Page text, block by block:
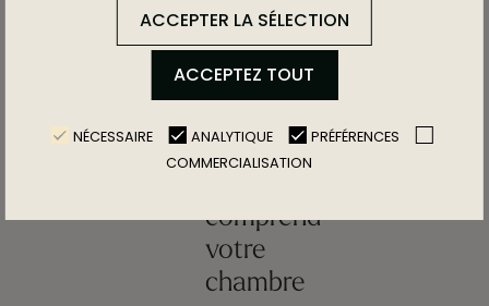
Découvrez
comprend
votre
chambre
ACCEPTER LA SÉLECTION
ACCEPTEZ TOUT
NÉCESSAIRE ANALYTIQUE
PRÉFÉRENCES
COMMERCIALISATION